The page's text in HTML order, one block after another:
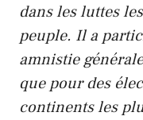
dans les luttes
peuple. Il a
amnistie
que pour des
continents les